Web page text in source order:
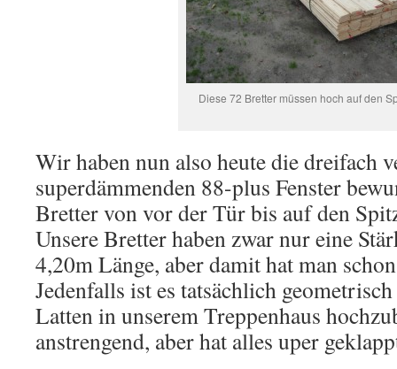
Diese 72 Bretter müssen hoch auf den
Wir haben nun also heute die dreifach
superdämmenden 88-plus Fenster
Bretter von vor der Tür bis auf den
Unsere Bretter haben zwar nur eine
4,20m Länge, aber damit hat man
Jedenfalls ist es tatsächlich
Latten in unserem Treppenhaus
anstrengend, aber hat alles uper